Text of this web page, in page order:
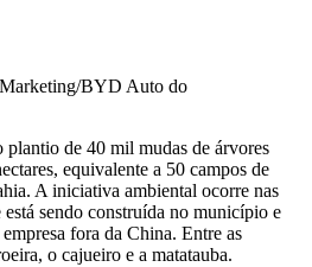
BYD Auto do
de 40 mil mudas de árvores
equivalente a 50 campos de
A iniciativa ambiental ocorre nas
sendo construída no município e
fora da China. Entre as
o cajueiro e a matatauba.